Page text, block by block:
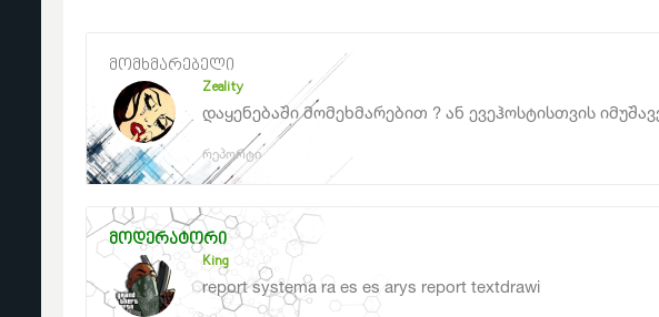
მომხმარებელი
Zeality
დაყენებაში მომეხმარებით ? ან ევეჰოსტისთვის
რეპორტი
მოდერატორი
King
report systema ra es es arys report textdrawi